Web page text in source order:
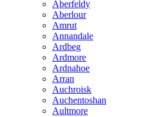
Aberfeldy
Aberlour
Amrut
Annandale
Ardbeg
Ardmore
Ardnahoe
Arran
Auchroisk
Auchentoshan
Aultmore